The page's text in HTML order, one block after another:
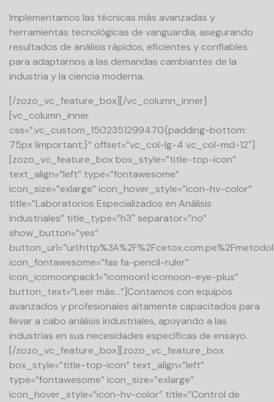
Implementamos las técnicas más avanzadas y
herramientas tecnológicas de vanguardia, asegurando
resultados de análisis rápidos, eficientes y confiables
para adaptarnos a las demandas cambiantes de la
industria y la ciencia moderna.
[/zozo_vc_feature_box][/vc_column_inner]
[vc_column_inner
css=”.vc_custom_1502351299470{padding-bottom:
75px !important;}” offset=”vc_col-lg-4 vc_col-md-12″]
[zozo_vc_feature_box box_style=”title-top-icon”
text_align=”left” type=”fontawesome”
icon_size=”exlarge” icon_hover_style=”icon-hv-color”
title=”Laboratorios Especializados en Análisis
Industriales” title_type=”h3″ separator=”no”
show_button=”yes”
icon_fontawesome=”fas fa-pencil-ruler”
icon_icomoonpack1=”icomoon1 icomoon-eye-plus”
button_text=”Leer más…”]Contamos con equipos
avanzados y profesionales altamente capacitados para
llevar a cabo análisis industriales, apoyando a las
industrias en sus necesidades específicas de ensayo.
[/zozo_vc_feature_box][zozo_vc_feature_box
box_style=”title-top-icon” text_align=”left”
type=”fontawesome” icon_size=”exlarge”
icon_hover_style=”icon-hv-color” title=”Control de